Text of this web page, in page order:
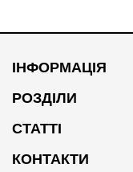
ІНФОРМАЦІЯ
РОЗДІЛИ
СТАТТІ
КОНТАКТИ